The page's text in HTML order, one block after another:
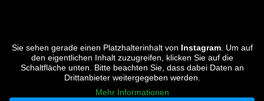
Sie sehen gerade einen Platzhalterinhalt von Instagram. Um auf
den eigentlichen Inhalt zuzugreifen, klicken Sie auf die
Schaltfläche unten. Bitte beachten Sie, dass dabei Daten an
Drittanbieter weitergegeben werden.
Mehr Informationen